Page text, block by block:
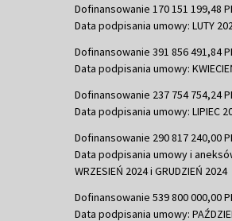
Dofinansowanie 170 151 199,48
Data podpisania umowy: LUTY
Dofinansowanie 391 856 491,84
Data podpisania umowy:
Dofinansowanie 237 754 754,24
Data podpisania umowy: LIPIEC
Dofinansowanie 290 817 240,00
Data podpisania umowy i
WRZESIEŃ 2024 i GRUDZIEŃ 2024
Dofinansowanie 539 800 000,00
Data podpisania umowy: